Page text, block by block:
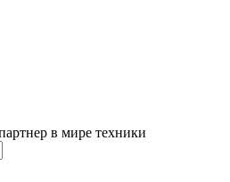
в мире техники